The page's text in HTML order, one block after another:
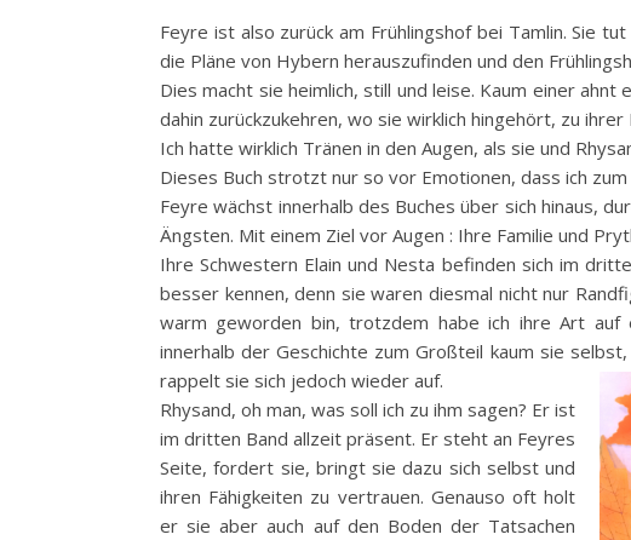
Feyre ist also zurück am Frühlingshof bei Tamlin. Sie
die Pläne von Hybern herauszufinden und den
Dies macht sie heimlich, still und leise. Kaum einer
dahin zurückzukehren, wo sie wirklich hingehört, zu ihrer
Ich hatte wirklich Tränen in den Augen, als sie und
Dieses Buch strotzt nur so vor Emotionen, dass ich
Feyre wächst innerhalb des Buches über sich hinaus,
Ängsten. Mit einem Ziel vor Augen : Ihre Familie und
Ihre Schwestern Elain und Nesta befinden sich im
besser kennen, denn sie waren diesmal nicht nur
warm geworden bin, trotzdem habe ich ihre Art auf
innerhalb der Geschichte zum Großteil kaum sie
rappelt sie sich jedoch wieder auf.
Rhysand, oh man, was soll ich zu ihm sagen? Er ist
im dritten Band allzeit präsent. Er steht an Feyres
Seite, fordert sie, bringt sie dazu sich selbst und
ihren Fähigkeiten zu vertrauen. Genauso oft holt
er sie aber auch auf den Boden der Tatsachen